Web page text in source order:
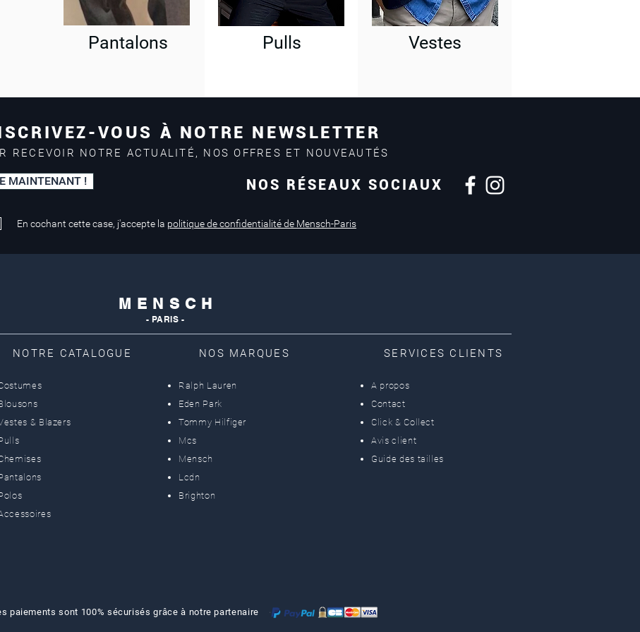
Pantalons Pulls Vestes
Mastercard, Visa
en magasin
VOUS À NOTRE NEWSLETTER
RECEVOIR NOTRE ACTUALITÉ, NOS OFFRES ET NOUVEAUTÉS
MAINTENANT ! NOS RÉSEAUX SOCIAUX
En cochant cette case, j'accepte la politique de confidentialité de Mensch-Paris
M E N S C H
- PARIS -
NOTRE CATALOGUE
& Blazers
NOS MARQUES
Ralph Lauren
Eden Park
Tommy Hilfiger
Mcs
Mensch
Lcdn
Brighton
SERVICES CLIENTS
A propos
Contact
Click & Collect
Avis client
Guide des tailles
paiements sont 100% sécurisés grâce à notre partenaire